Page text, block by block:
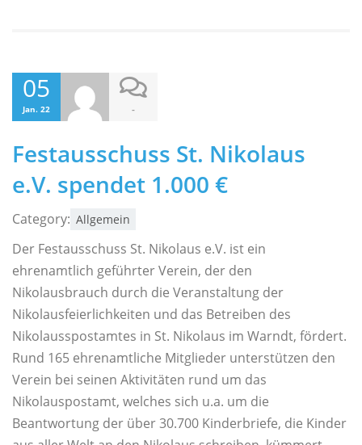
05
Jan. 22 -
Festausschuss St. Nikolaus
e.V. spendet 1.000 €
Category: Allgemein
Der Festausschuss St. Nikolaus e.V. ist ein
ehrenamtlich geführter Verein, der den
Nikolausbrauch durch die Veranstaltung der
Nikolausfeierlichkeiten und das Betreiben des
Nikolausspostamtes in St. Nikolaus im Warndt, fördert.
Rund 165 ehrenamtliche Mitglieder unterstützen den
Verein bei seinen Aktivitäten rund um das
Nikolauspostamt, welches sich u.a. um die
Beantwortung der über 30.700 Kinderbriefe, die Kinder